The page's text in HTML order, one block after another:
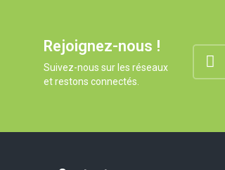
Rejoignez-nous !
Suivez-nous sur les réseaux
et restons connectés.